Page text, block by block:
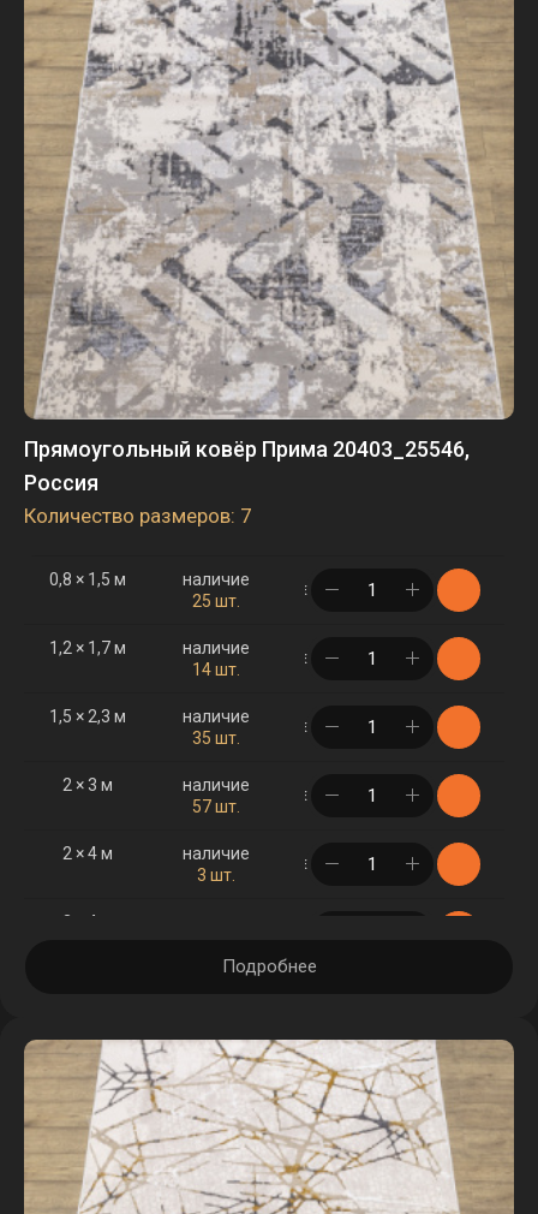
Прямоугольный ковёр Прима 20403_25546,
Россия
Количество размеров: 7
0,8 × 1,5 м
наличие
25 шт.
в корзине
1,2 × 1,7 м
наличие
14 шт.
в корзине
1,5 × 2,3 м
наличие
35 шт.
в корзине
2 × 3 м
наличие
57 шт.
в корзине
2 × 4 м
наличие
3 шт.
в корзине
3 × 4 м
Подробнее